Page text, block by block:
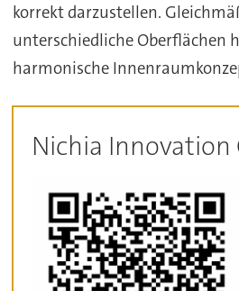
korrekt darzustellen.
unterschiedliche Oberflächen
harmonische
Nichia Innovation